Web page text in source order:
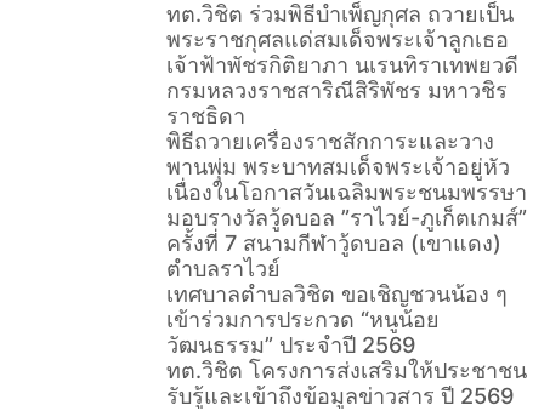
ทต.วิชิต ร่วมพิธีบำเพ็ญกุศล ถวายเป็น
พระราชกุศลแด่สมเด็จพระเจ้าลูกเธอ
เจ้าฟ้าพัชรกิติยาภา นเรนทิราเทพยวดี
กรมหลวงราชสาริณีสิริพัชร มหาวชิร
ราชธิดา
พิธีถวายเครื่องราชสักการะและวาง
พานพุ่ม พระบาทสมเด็จพระเจ้าอยู่หัว
เนื่องในโอกาสวันเฉลิมพระชนมพรรษา
มอบรางวัลวู้ดบอล ”ราไวย์-ภูเก็ตเกมส์”
ครั้งที่ 7 สนามกีฬาวู้ดบอล (เขาแดง)
ตำบลราไวย์
เทศบาลตำบลวิชิต ขอเชิญชวนน้อง ๆ
เข้าร่วมการประกวด “หนูน้อย
วัฒนธรรม” ประจำปี 2569
ทต.วิชิต โครงการส่งเสริมให้ประชาชน
รับรู้และเข้าถึงข้อมูลข่าวสาร ปี 2569